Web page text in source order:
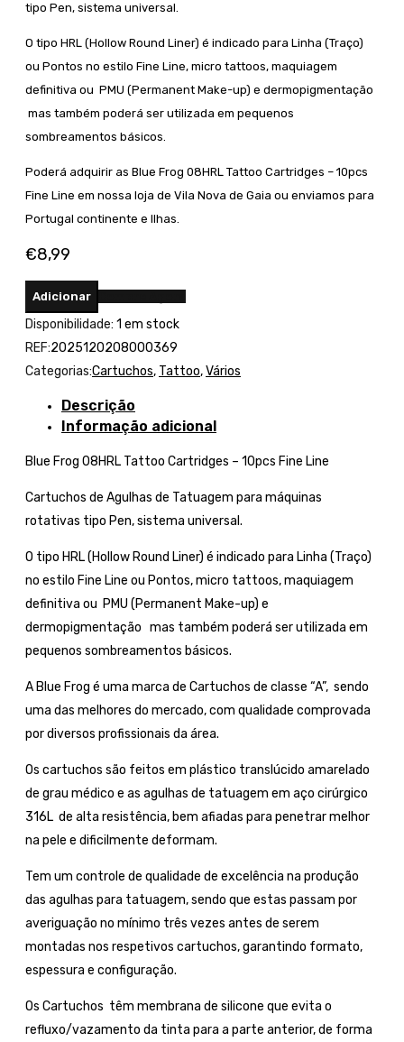
tipo Pen, sistema universal.
O tipo HRL (Hollow Round Liner) é indicado para Linha (Traço)
ou Pontos no estilo Fine Line, micro tattoos, maquiagem
definitiva ou PMU (Permanent Make-up) e dermopigmentação
mas também poderá ser utilizada em pequenos
sombreamentos básicos.
Poderá adquirir as Blue Frog 08HRL Tattoo Cartridges – 10pcs
Fine Line em nossa loja de Vila Nova de Gaia ou enviamos para
Portugal continente e Ilhas.
€8,99
Adicionar
Disponibilidade: 1 em stock
REF:2025120208000369
Categorias:Cartuchos, Tattoo,Vários
Descrição
Informação adicional
Blue Frog 08HRL Tattoo Cartridges – 10pcs Fine Line
Cartuchos de Agulhas de Tatuagem para máquinas
rotativas tipo Pen, sistema universal.
O tipo HRL (Hollow Round Liner) é indicado para Linha (Traço)
no estilo Fine Line ou Pontos, micro tattoos, maquiagem
definitiva ou PMU (Permanent Make-up) e
dermopigmentação mas também poderá ser utilizada em
pequenos sombreamentos básicos.
A Blue Frog é uma marca de Cartuchos de classe “A”, sendo
uma das melhores do mercado, com qualidade comprovada
por diversos profissionais da área.
Os cartuchos são feitos em plástico translúcido amarelado
de grau médico e as agulhas de tatuagem em aço cirúrgico
316L de alta resistência, bem afiadas para penetrar melhor
na pele e dificilmente deformam.
Tem um controle de qualidade de excelência na produção
das agulhas para tatuagem, sendo que estas passam por
averiguação no mínimo três vezes antes de serem
montadas nos respetivos cartuchos, garantindo formato,
espessura e configuração.
Os Cartuchos têm membrana de silicone que evita o
refluxo/vazamento da tinta para a parte anterior, de forma